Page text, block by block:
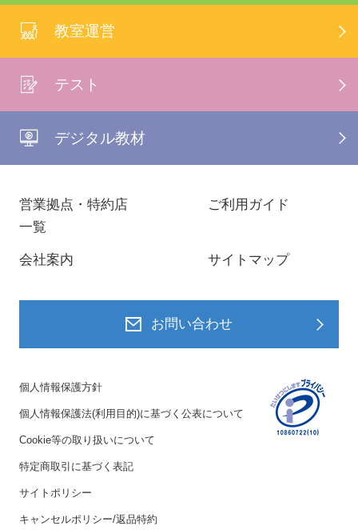
教室運営
テスト
デジタル教材
営業拠点・特約店
一覧
ご利用ガイド
会社案内 サイトマップ
お問い合わせ
個人情報保護方針
個人情報保護法(利用目的)に基づく公表について
Cookie等の取り扱いについて
特定商取引に基づく表記
サイトポリシー
キャンセルポリシー/返品特約